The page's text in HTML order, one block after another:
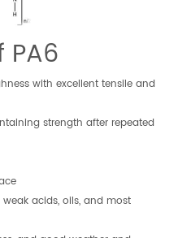
with excellent tensile and
strength after repeated
acids, oils, and most